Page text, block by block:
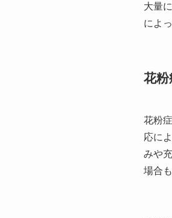
大量
によ
花
花粉
応に
みや
場合